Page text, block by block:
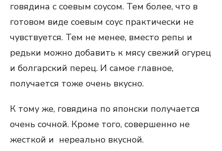
говядина с соевым соусом. Тем более, что в
готовом виде соевым соус практически не
чувствуется. Тем не менее, вместо репы и
редьки можно добавить к мясу свежий огурец
и болгарский перец. И самое главное,
получается тоже очень вкусно.
К тому же, говядина по японски получается
очень сочной. Кроме того, совершенно не
жесткой и нереально вкусной.